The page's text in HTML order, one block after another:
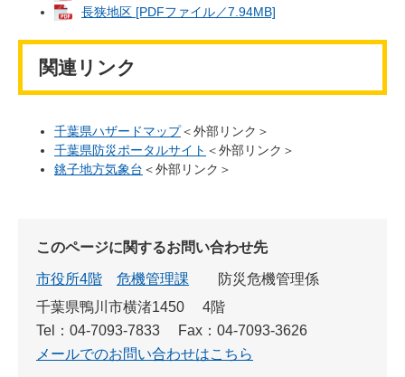
長狭地区 [PDFファイル／7.94MB]
関連リンク
千葉県ハザードマップ＜外部リンク＞
千葉県防災ポータルサイト ＜外部リンク＞
銚子地方気象台 ＜外部リンク＞
このページに関するお問い合わせ先
市役所4階 危機管理課
防災危機管理係
千葉県鴨川市横渚1450 4階
Tel：04-7093-7833
Fax：04-7093-3626
メールでのお問い合わせはこちら